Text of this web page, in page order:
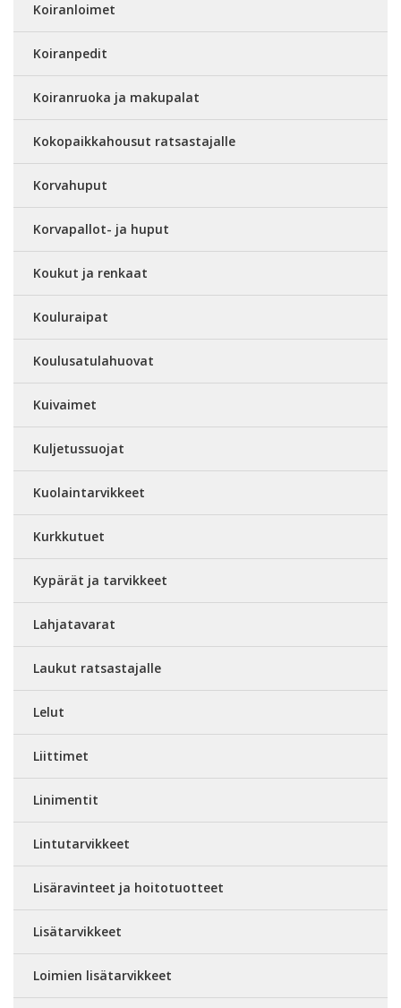
Koiranloimet
Koiranpedit
Koiranruoka ja makupalat
Kokopaikkahousut ratsastajalle
Korvahuput
Korvapallot- ja huput
Koukut ja renkaat
Kouluraipat
Koulusatulahuovat
Kuivaimet
Kuljetussuojat
Kuolaintarvikkeet
Kurkkutuet
Kypärät ja tarvikkeet
Lahjatavarat
Laukut ratsastajalle
Lelut
Liittimet
Linimentit
Lintutarvikkeet
Lisäravinteet ja hoitotuotteet
Lisätarvikkeet
Loimien lisätarvikkeet